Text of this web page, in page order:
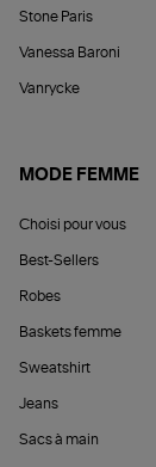
Stone Paris
Vanessa Baroni
Vanrycke
MODE FEMME
Choisi pour vous
Best-Sellers
Robes
Baskets femme
Sweatshirt
Jeans
Sacs à main